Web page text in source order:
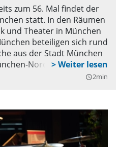
zum 56. Mal findet der
statt. In den Räumen
und Theater in München
beteiligen sich rund
aus der Stadt München
Nord / Ost, Dachau,
Die Vorspiele sind
query_builder2min